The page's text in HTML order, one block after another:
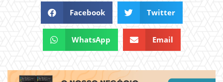
Facebook Twitter
WhatsApp Email